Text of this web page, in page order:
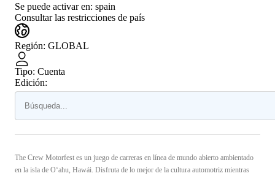
Se puede activar en: spain
Consultar las restricciones de país
Región: GLOBAL
Tipo: Cuenta
Edición:
The Crew Motorfest es un juego de carreras en línea de mundo abierto ambientado
en la isla de O‘ahu, Hawái. Disfruta de lo mejor de la cultura automotriz mientras